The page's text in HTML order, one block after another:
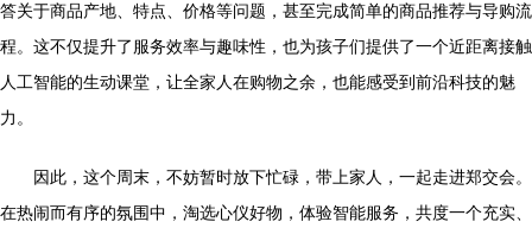
答关于商品产地、特点、价格等问题，甚至完成简单的商品推荐与导购流
程。这不仅提升了服务效率与趣味性，也为孩子们提供了一个近距离接触
人工智能的生动课堂，让全家人在购物之余，也能感受到前沿科技的魅
力。
因此，这个周末，不妨暂时放下忙碌，带上家人，一起走进郑交会。
在热闹而有序的氛围中，淘选心仪好物，体验智能服务，共度一个充实、